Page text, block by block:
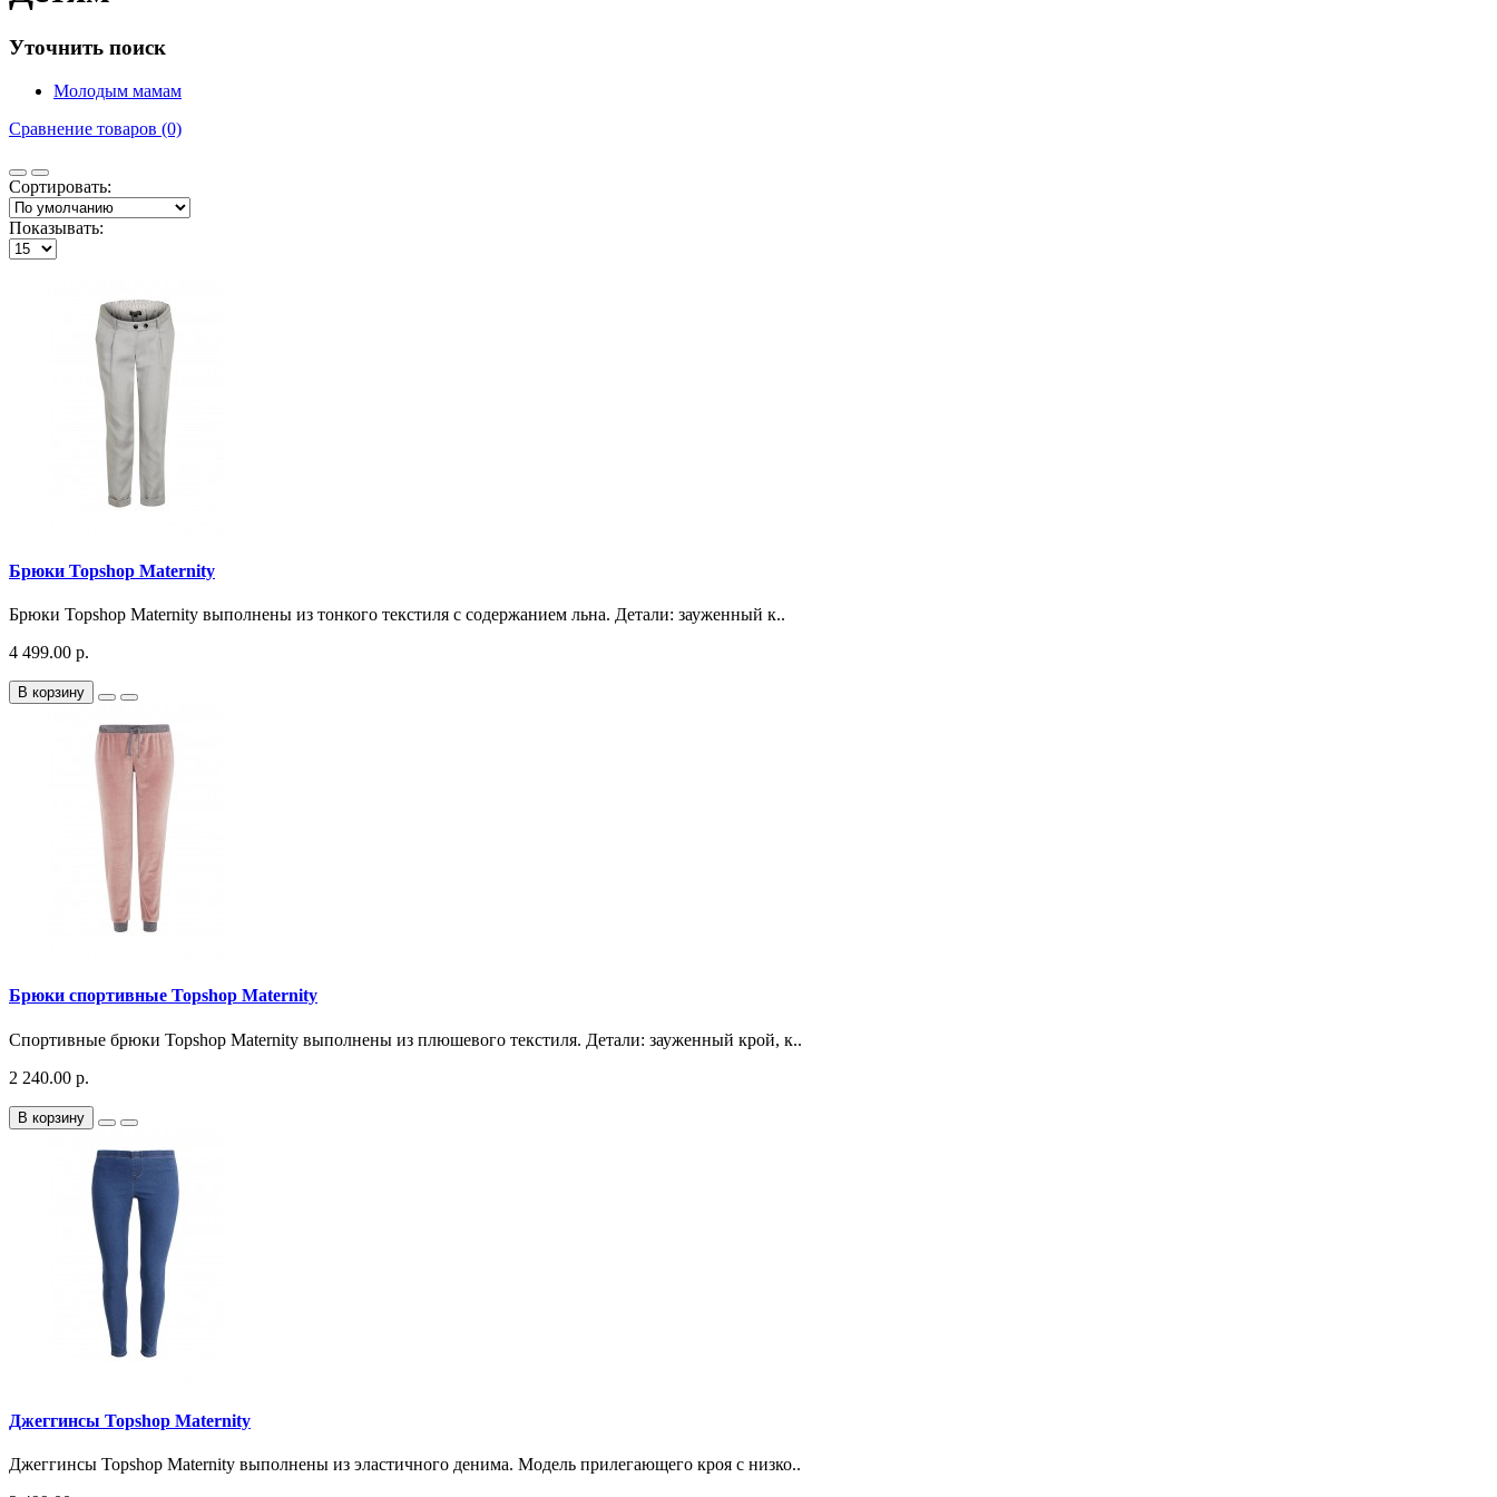
Уточнить поиск
Молодым мамам
Сравнение товаров (0)
Сортировать:
Показывать:
Брюки Topshop Maternity
Брюки Topshop Maternity выполнены из тонкого текстиля с содержанием льна. Детали: зауженный к..
4 499.00 р.
В корзину
Брюки спортивные Topshop Maternity
Спортивные брюки Topshop Maternity выполнены из плюшевого текстиля. Детали: зауженный крой, к..
2 240.00 р.
В корзину
Джеггинсы Topshop Maternity
Джеггинсы Topshop Maternity выполнены из эластичного денима. Модель прилегающего кроя с низко..